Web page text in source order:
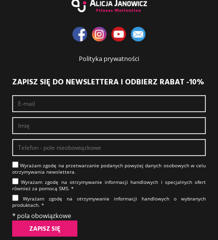
Polityka prywatności
ZAPISZ SIĘ DO NEWSLETTERA I ODBIERZ RABAT -10%
Wyrażam zgodę na prze­twa­rza­nie po­da­nych powyżej danych osobowych w celu
otrzy­my­wa­nia new­slet­tera.​​​​​​​
Wyrażam zgodę na otrzy­my­wa­nie in­for­ma­cji han­dlo­wych i specjalnych ofert
również za pomocą SMS.​​​​​​​ *
Wyrażam zgodę na otrzy­my­wa­nie in­for­ma­cji han­dlo­wych o wybranych
produktach.​​​​​​​ *
* pola obowiązkowe